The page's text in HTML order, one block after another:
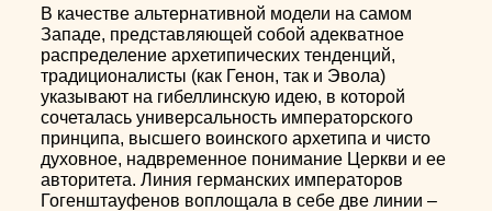
В качестве альтернативной модели на самом
Западе, представляющей собой адекватное
распределение архетипических тенденций,
традиционалисты (как Генон, так и Эвола)
указывают на гибеллинскую идею, в которой
сочеталась универсальность императорского
принципа, высшего воинского архетипа и чисто
духовное, надвременное понимание Церкви и ее
авторитета. Линия германских императоров
Гогенштауфенов воплощала в себе две линии –